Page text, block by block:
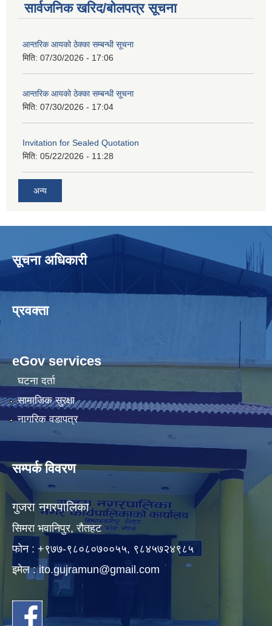
सार्वजनिक खरिद/बोलपत्र सूचना
आन्तरिक आयको ठेक्का सम्बन्धी सूचना
मिति: 07/30/2026 - 17:06
आन्तरिक आयको ठेक्का सम्बन्धी सूचना
मिति: 07/30/2026 - 17:04
Invitation for Sealed Quotation
मिति: 05/22/2026 - 11:28
अन्य
सूचना अधिकारी
प्रवक्ता
eGov services
घटना दर्ता
सामाजिक सुरक्षा
नागरिक वडापत्र
सम्पर्क विवरण
गुजरा नगरपालिका
सिमरा भवानिपुर, राैतहट
फाेन : +९७७-९८०८०७००५५, ९८४५७२४९८५
इमेल :ito.gujramun@gmail.com